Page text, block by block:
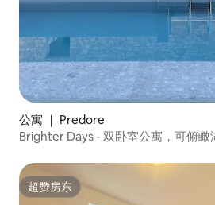
公寓 ｜ Predore
Brighter Days - 双卧室公寓，可俯瞰
超赞房东
超赞房东